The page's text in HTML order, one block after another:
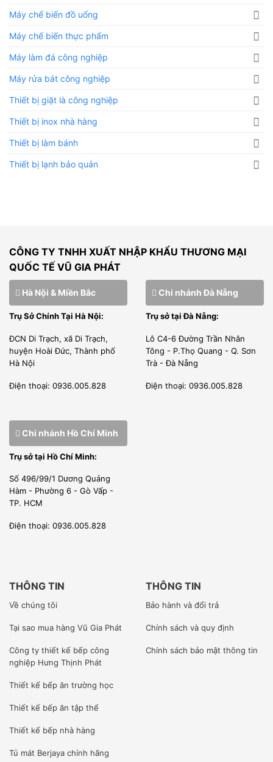
Máy chế biến đồ uống
Máy chế biến thực phẩm
Máy làm đá công nghiệp
Máy rửa bát công nghiệp
Thiết bị giặt là công nghiệp
Thiết bị inox nhà hàng
Thiết bị làm bánh
Thiết bị lạnh bảo quản
CÔNG TY TNHH XUẤT NHẬP KHẨU THƯƠNG MẠI
QUỐC TẾ VŨ GIA PHÁT
Hà Nội & Miền Bắc
Trụ Sở Chính Tại Hà Nội:
ĐCN Di Trạch, xã Di Trạch,
huyện Hoài Đức, Thành phố
Hà Nội
Điện thoại: 0936.005.828
Chi nhánh Đà Nẵng
Trụ sở tại Đà Nẵng:
Lô C4-6 Đường Trần Nhân
Tông - P.Thọ Quang - Q. Sơn
Trà - Đà Nẵng
Điện thoại: 0936.005.828
Chi nhánh Hồ Chí Minh
Trụ sở tại Hồ Chí Minh:
Số 496/99/1 Dương Quảng
Hàm - Phường 6 - Gò Vấp -
TP. HCM
Điện thoại: 0936.005.828
THÔNG TIN
Về chúng tôi
Tại sao mua hàng Vũ Gia Phát
Công ty thiết kế bếp công
nghiệp Hưng Thịnh Phát
Thiết kế bếp ăn trường học
Thiết kế bếp ăn tập thể
Thiết kế bếp nhà hàng
Tủ mát Berjaya chính hãng
THÔNG TIN
Bảo hành và đổi trả
Chính sách và quy định
Chính sách bảo mật thông tin